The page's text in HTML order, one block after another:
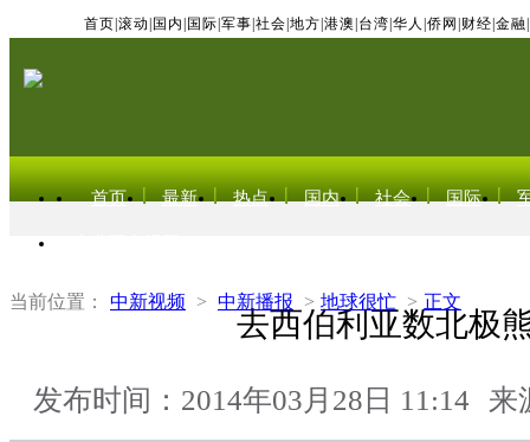
首页 滚动 国内 国际 军事 社会 地方 港澳 台湾 华人 侨网 财经 金融
首页 最新 热点 国内 社会 国际
当前位置： 中新视频 > 中新播报 > 地球很忙 > 正文
去西伯利亚数北极
发布时间：2014年03月28日 11:14 来